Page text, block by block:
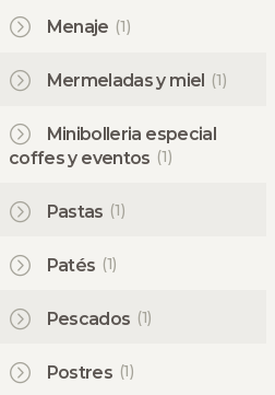
Menaje (1)
Mermeladas y miel (1)
Minibolleria especial
coffes y eventos (1)
Pastas (1)
Patés (1)
Pescados (1)
Postres (1)